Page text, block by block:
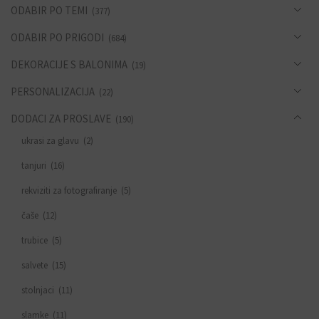
ODABIR PO TEMI (377)
ODABIR PO PRIGODI (684)
DEKORACIJE S BALONIMA (19)
PERSONALIZACIJA (22)
DODACI ZA PROSLAVE (190)
ukrasi za glavu (2)
tanjuri (16)
rekviziti za fotografiranje (5)
čaše (12)
trubice (5)
salvete (15)
stolnjaci (11)
slamke (11)